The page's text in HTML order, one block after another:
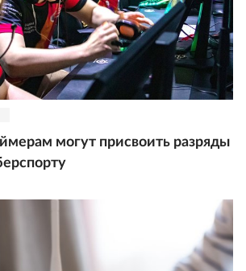
могут присвоить разряды